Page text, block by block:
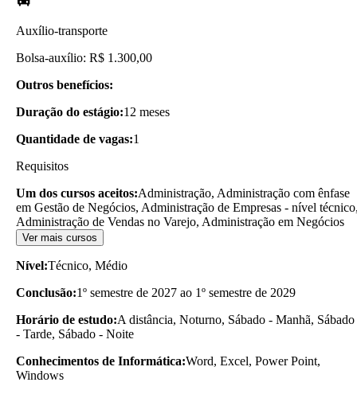
Auxílio-transporte
Bolsa-auxílio: R$ 1.300,00
Outros benefícios:
Duração do estágio:12 meses
Quantidade de vagas:1
Requisitos
Um dos cursos aceitos:Administração, Administração com ênfase
em Gestão de Negócios, Administração de Empresas - nível
Administração de Vendas no Varejo, Administração em Negócios
Ver mais cursos
Nível:Técnico, Médio
Conclusão:1º semestre de 2027 ao 1º semestre de 2029
Horário de estudo:A distância, Noturno, Sábado - Manhã, Sábado
- Tarde, Sábado - Noite
Conhecimentos de Informática:Word, Excel, Power Point,
Windows